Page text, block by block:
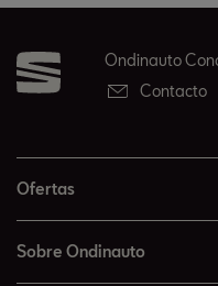
Ondinauto
Contacto
Ofertas
Sobre Ondinauto